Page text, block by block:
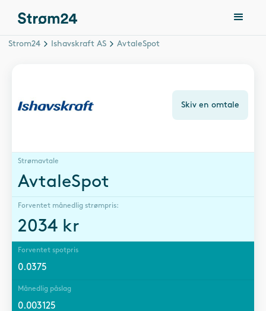
Strom24 Ishavskraft AS AvtaleSpot
Skiv en omtale
Strømavtale
AvtaleSpot
Forventet månedlig strømpris:
2034 kr
Forventet spotpris
0.0375
Månedlig påslag
0.003125